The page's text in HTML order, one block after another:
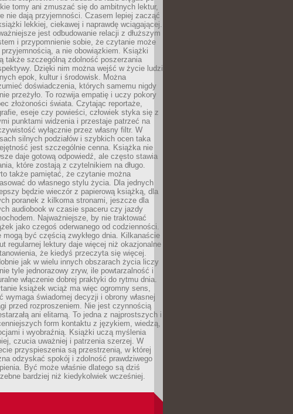
tomy ani zmuszać się do ambitnych lektur,
nie dają przyjemności. Czasem lepiej zacząć
lekkiej, ciekawej i naprawdę wciągającej.
jest odbudowanie relacji z dłuższym
i przypomnienie sobie, że czytanie może
przyjemnością, a nie obowiązkiem. Książki
także szczególną zdolność poszerzania
Dzięki nim można wejść w życie ludzi
epok, kultur i środowisk. Można
doświadczenia, których samemu nigdy
przeżyło. To rozwija empatię i uczy pokory
złożoności świata. Czytając reportaże,
eseje czy powieści, człowiek styka się z
punktami widzenia i przestaje patrzeć na
wyłącznie przez własny filtr. W
silnych podziałów i szybkich ocen taka
jest szczególnie cenna. Książka nie
daje gotową odpowiedź, ale często stawia
które zostają z czytelnikiem na długo.
także pamiętać, że czytanie można
do własnego stylu życia. Dla jednych
będzie wieczór z papierową książką, dla
poranek z kilkoma stronami, jeszcze dla
audiobook w czasie spaceru czy jazdy
Najważniejsze, by nie traktować
jako czegoś oderwanego od codzienności.
mogą być częścią zwykłego dnia. Kilkanaście
regularnej lektury daje więcej niż okazjonalne
że kiedyś przeczyta się więcej.
jak w wielu innych obszarach życia liczy
tyle jednorazowy zryw, ile powtarzalność i
włączenie dobrej praktyki do rytmu dnia.
książek wciąż ma więc ogromny sens,
wymaga świadomej decyzji i obrony własnej
przed rozproszeniem. Nie jest czynnością
ani elitarną. To jedna z najprostszych i
form kontaktu z językiem, wiedzą,
i wyobraźnią. Książki uczą myślenia
czucia uważniej i patrzenia szerzej. W
przyspieszenia są przestrzenią, w której
odzyskać spokój i zdolność prawdziwego
Być może właśnie dlatego są dziś
bardziej niż kiedykolwiek wcześniej.